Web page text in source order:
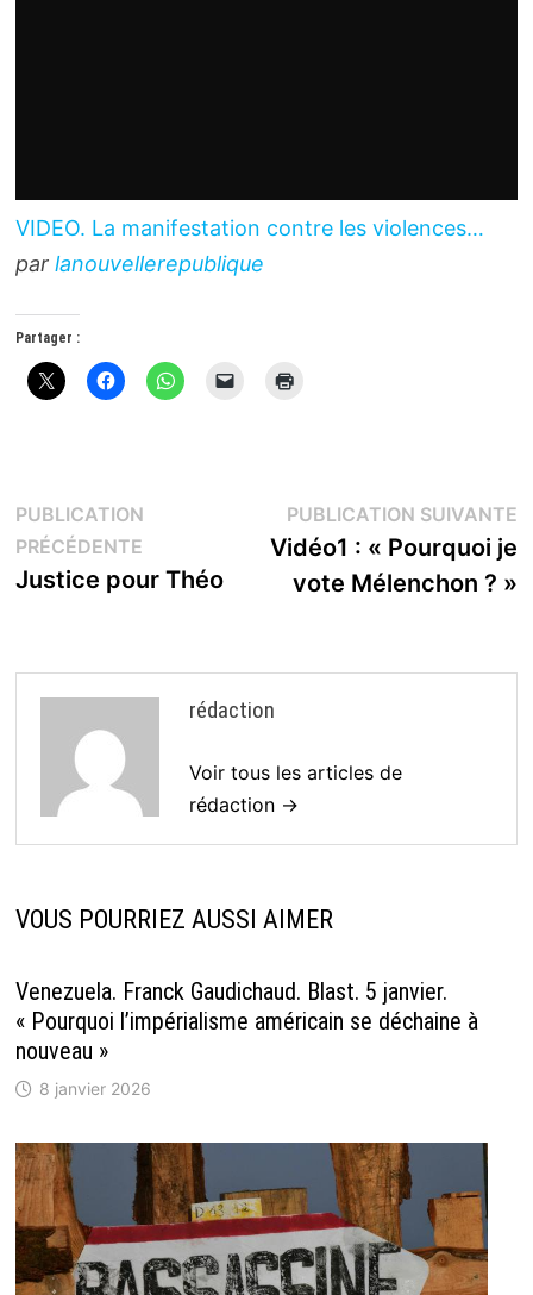
VIDEO. La manifestation contre les violences…
par lanouvellerepublique
Partager :
Navigation
de
PUBLICATION
PRÉCÉDENTEPublication
précédente :
Justice pour Théo
PUBLICATION SUIVANTE
Vidéo1 : « Pourquoi je
vote Mélenchon ? »
rédaction
Voir tous les articles de
rédaction →
VOUS POURRIEZ AUSSI AIMER
Venezuela. Franck Gaudichaud. Blast. 5 janvier.
« Pourquoi l’impérialisme américain se déchaine à
nouveau »
8 janvier 2026